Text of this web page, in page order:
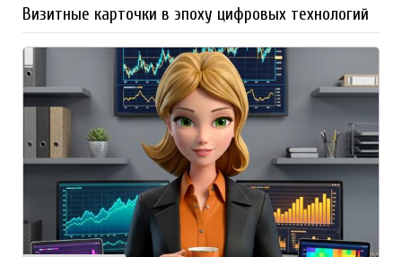
Визитные карточки в эпоху цифровых технологий